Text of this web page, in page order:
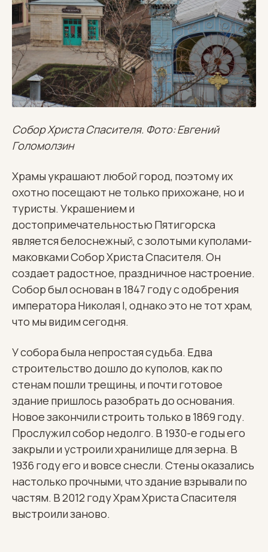
Собор Христа Спасителя. Фото: Евгений
Голомолзин
Храмы украшают любой город, поэтому их
охотно посещают не только прихожане, но и
туристы. Украшением и
достопримечательностью Пятигорска
является белоснежный, с золотыми куполами-
маковками Собор Христа Спасителя. Он
создает радостное, праздничное настроение.
Собор был основан в 1847 году с одобрения
императора Николая I, однако это не тот храм,
что мы видим сегодня.
У собора была непростая судьба. Едва
строительство дошло до куполов, как по
стенам пошли трещины, и почти готовое
здание пришлось разобрать до основания.
Новое закончили строить только в 1869 году.
Прослужил собор недолго. В 1930-е годы его
закрыли и устроили хранилище для зерна. В
1936 году его и вовсе снесли. Стены оказались
настолько прочными, что здание взрывали по
частям. В 2012 году Храм Христа Спасителя
выстроили заново.